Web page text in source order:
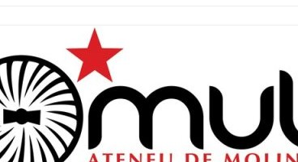
PER QUÈ SÓC DEL MULEI?
FORMULARI DE SOCI
EL FUSTER
L’ALCALDE